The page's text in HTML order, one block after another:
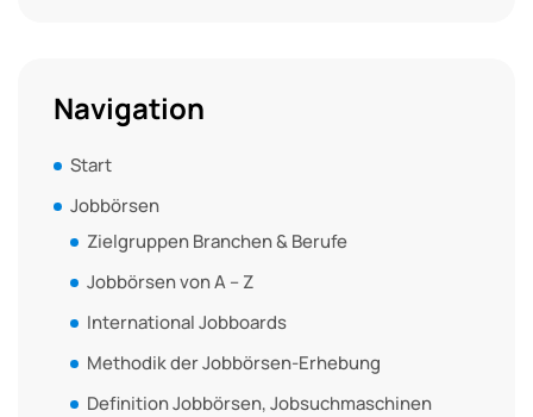
Navigation
Start
Jobbörsen
Zielgruppen Branchen & Berufe
Jobbörsen von A – Z
International Jobboards
Methodik der Jobbörsen-Erhebung
Definition Jobbörsen, Jobsuchmaschinen